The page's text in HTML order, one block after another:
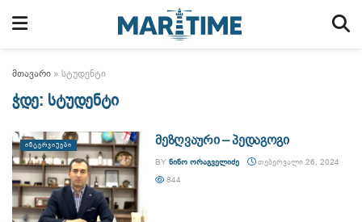
მთავარი » სტუდენტი
ჭდე: სტუდენტი
ᲘᲜᲢᲔᲠᲕᲘᲣᲔᲑᲘ მეზღვაური – პედაგოგი
BY ᲜᲘᲜᲝ ᲝᲠᲐᲒᲕᲔᲚᲘᲫᲔ
ᲗᲔᲑᲔᲠᲕᲐᲚᲘ 26, 2024
844